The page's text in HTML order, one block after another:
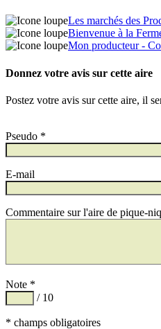
Les marchés des
Bienvenue à la
Mon producteur -
Donnez votre avis sur cette aire
Postez votre avis sur cette aire, il
Pseudo *
E-mail
Commentaire sur l'aire de pique-
Note *
/ 10
* champs obligatoires